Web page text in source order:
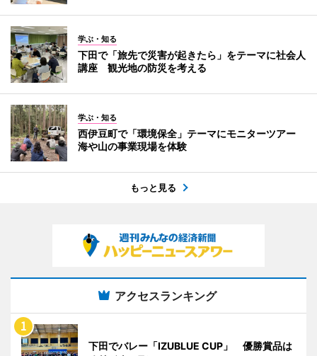
学ぶ・知る
下田で「旅先で災害が起きたら」をテーマに社会人
講座 観光地の防災を考える
学ぶ・知る
西伊豆町で「環境保全」テーマにモニターツアー
海や山の事業現場を体験
もっと見る
アクセスランキング
下田でバレー「IZUBLUE CUP」 優勝賞品は